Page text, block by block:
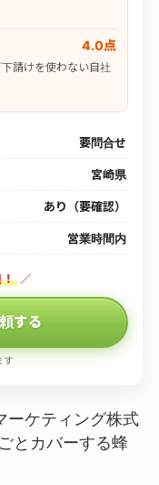
4.0点
請けを使わない自社
要問合せ
宮崎県
あり（要確認）
営業時間内
！ ／
する
す
ーケティング株式
とカバーする蜂